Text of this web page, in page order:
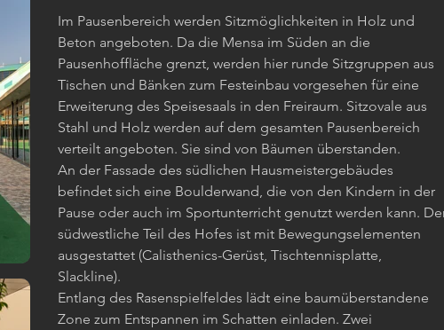
Im Pausenbereich werden Sitzmöglichkeiten in Holz und
Beton angeboten. Da die Mensa im Süden an die
Pausenhoffläche grenzt, werden hier runde Sitzgruppen aus
Tischen und Bänken zum Festeinbau vorgesehen für eine
Erweiterung des Speisesaals in den Freiraum. Sitzovale aus
Stahl und Holz werden auf dem gesamten Pausenbereich
verteilt angeboten. Sie sind von Bäumen überstanden.
An der Fassade des südlichen Hausmeistergebäudes
befindet sich eine Boulderwand, die von den Kindern in der
Pause oder auch im Sportunterricht genutzt werden kann.
südwestliche Teil des Hofes ist mit Bewegungselementen
ausgestattet (Calisthenics-Gerüst, Tischtennisplatte,
Slackline).
Entlang des Rasenspielfeldes lädt eine baumüberstandene
Zone zum Entspannen im Schatten einladen. Zwei